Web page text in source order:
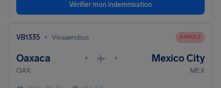
Vérifier mon indemnisation
VB1335 • Vivaaerobus ANNULÉ
Oaxaca • • Mexico City
OAX MEX